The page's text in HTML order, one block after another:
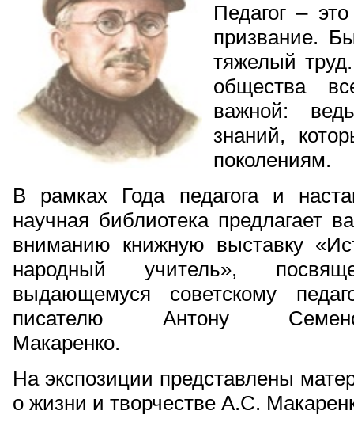
Педагог –
призвание.
тяжелый
общества
важной:
знаний,
поколениям.
В рамках Года педагога и
научная библиотека предлагает
вниманию книжную выставку
народный учитель»,
выдающемуся советскому
писателю Антону
Макаренко.
На экспозиции представлены
о жизни и творчестве А.С.